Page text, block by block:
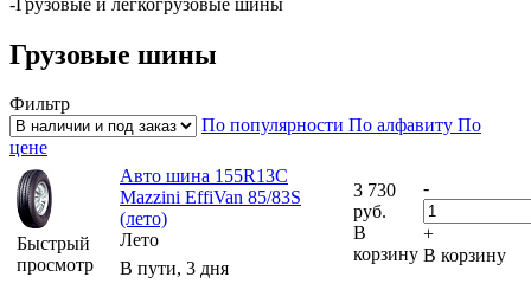
Грузовые шины
Фильтр
По популярности По алфавиту По
цене
Быстрый
просмотр
Авто шина 155R13C
Mazzini EffiVan 85/83S
(лето)
Лето
В пути, 3 дня
3 730
руб.
В
корзину
-
+
В корзину